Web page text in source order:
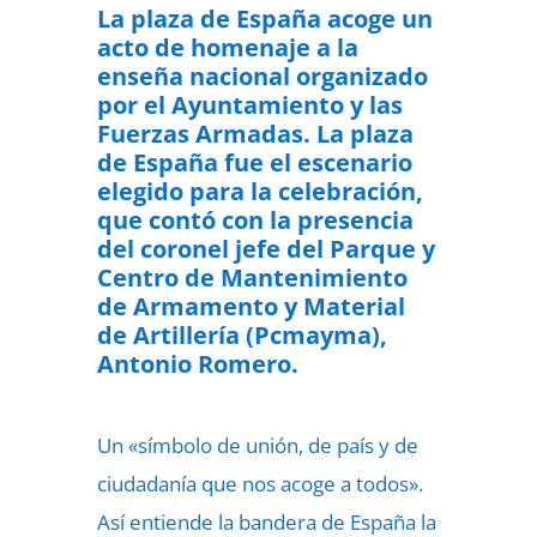
La plaza de España acoge un
acto de homenaje a la
enseña nacional organizado
por el Ayuntamiento y las
Fuerzas Armadas. La plaza
de España fue el escenario
elegido para la celebración,
que contó con la presencia
del coronel jefe del Parque y
Centro de Mantenimiento
de Armamento y Material
de Artillería (Pcmayma),
Antonio Romero.
Un «símbolo de unión, de país y de
ciudadanía que nos acoge a todos».
Así entiende la bandera de España la